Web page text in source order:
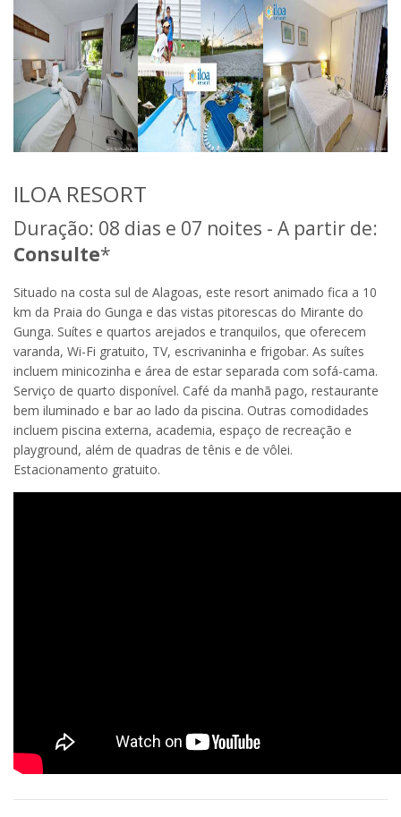
ILOA RESORT
Duração: 08 dias e 07 noites - A partir de:
Consulte*
Situado na costa sul de Alagoas, este resort animado fica a 10
km da Praia do Gunga e das vistas pitorescas do Mirante do
Gunga. Suítes e quartos arejados e tranquilos, que oferecem
varanda, Wi-Fi gratuito, TV, escrivaninha e frigobar. As suítes
incluem minicozinha e área de estar separada com sofá-cama.
Serviço de quarto disponível. Café da manhã pago, restaurante
bem iluminado e bar ao lado da piscina. Outras comodidades
incluem piscina externa, academia, espaço de recreação e
playground, além de quadras de tênis e de vôlei.
Estacionamento gratuito.